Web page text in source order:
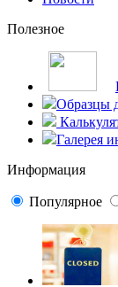
Полезное
Образцы
Галерея
Информация
Популярное